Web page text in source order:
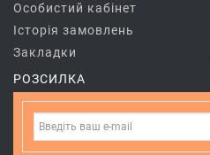
Особистий кабінет
Історія замовлень
Закладки
РОЗСИЛКА